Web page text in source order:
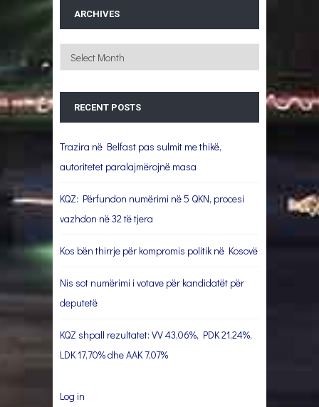
ARCHIVES
Archives
RECENT POSTS
Trazira në Belfast pas sulmit me thikë,
autoritetet paralajmërojnë masa
KQZ: Përfundon numërimi në 5 QKN, procesi
vazhdon në 32 të tjera
Kos bën thirrje për kompromis politik në Kosovë
Nis sot numërimi i votave për kandidatët për
deputetë
KQZ shpall rezultatet: VV 43,06%, PDK 21,24%,
LDK 17,70% dhe AAK 7,07%
Log in